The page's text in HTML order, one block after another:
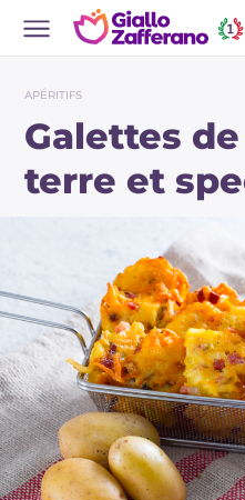
APÉRITIFS
Galettes
terre et